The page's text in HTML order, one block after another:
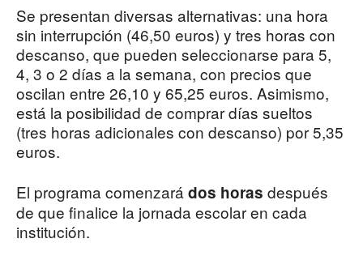
Se presentan diversas alternativas: una hora
sin interrupción (46,50 euros) y tres horas con
descanso, que pueden seleccionarse para 5,
4, 3 o 2 días a la semana, con precios que
oscilan entre 26,10 y 65,25 euros. Asimismo,
está la posibilidad de comprar días sueltos
(tres horas adicionales con descanso) por 5,35
euros.
El programa comenzará dos horas después
de que finalice la jornada escolar en cada
institución.